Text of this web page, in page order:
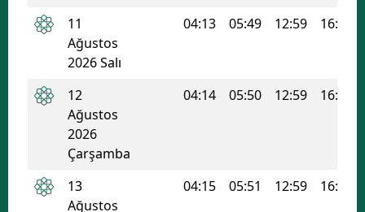
Hatay
Mersin
Kars
11
Ağustos
2026 Salı
04:13 05:49 12:59 16:48
12
Ağustos
2026
Çarşamba
04:14 05:50 12:59 16:48
13
Ağustos
04:15 05:51 12:59 16:47